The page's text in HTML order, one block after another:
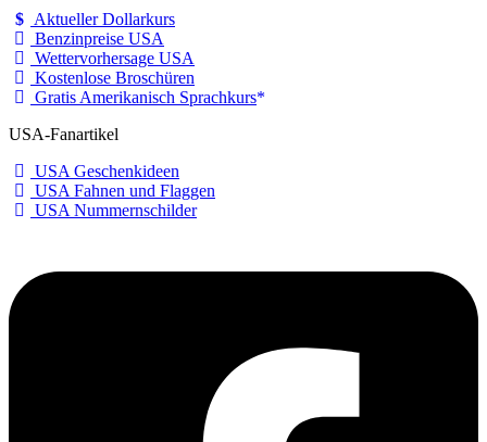
Aktueller Dollarkurs
Benzinpreise USA
Wettervorhersage USA
Kostenlose Broschüren
Gratis Amerikanisch Sprachkurs
USA-Fanartikel
USA Geschenkideen
USA Fahnen und Flaggen
USA Nummernschilder